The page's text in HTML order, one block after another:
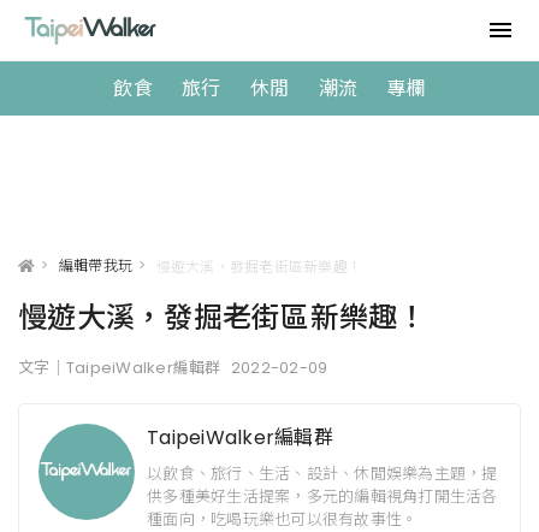
飲食 旅行 休閒 潮流 專欄
> 編輯帶我玩 > 慢遊大溪，發掘老街區新樂趣！
慢遊大溪，發掘老街區新樂趣！
文字｜TaipeiWalker編輯群 2022-02-09
TaipeiWalker編輯群
以飲食、旅行、生活、設計、休閒娛樂為主題，提
供多種美好生活提案，多元的編輯視角打開生活各
種面向，吃喝玩樂也可以很有故事性。